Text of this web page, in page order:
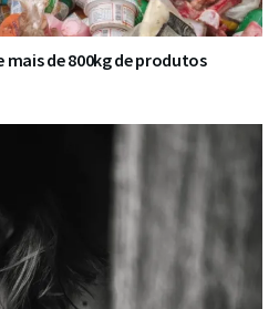
de 800kg de produtos